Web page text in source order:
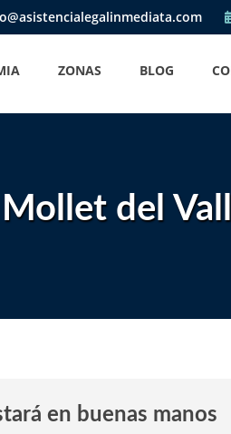
ZONAS BLOG
del
en buenas manos